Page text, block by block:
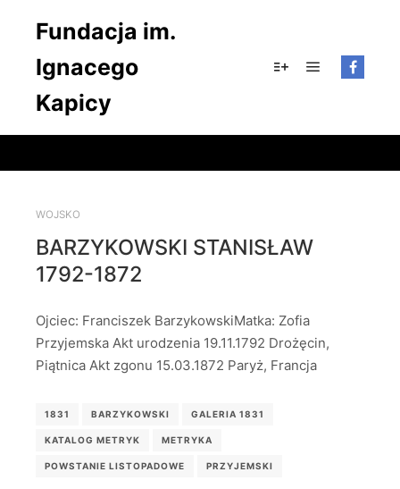
Fundacja im.
Ignacego
Kapicy
WOJSKO
BARZYKOWSKI STANISŁAW
1792-1872
Ojciec: Franciszek BarzykowskiMatka: Zofia
Przyjemska Akt urodzenia 19.11.1792 Drożęcin,
Piątnica Akt zgonu 15.03.1872 Paryż, Francja
1831 BARZYKOWSKI GALERIA 1831
KATALOG METRYK METRYKA
POWSTANIE LISTOPADOWE PRZYJEMSKI